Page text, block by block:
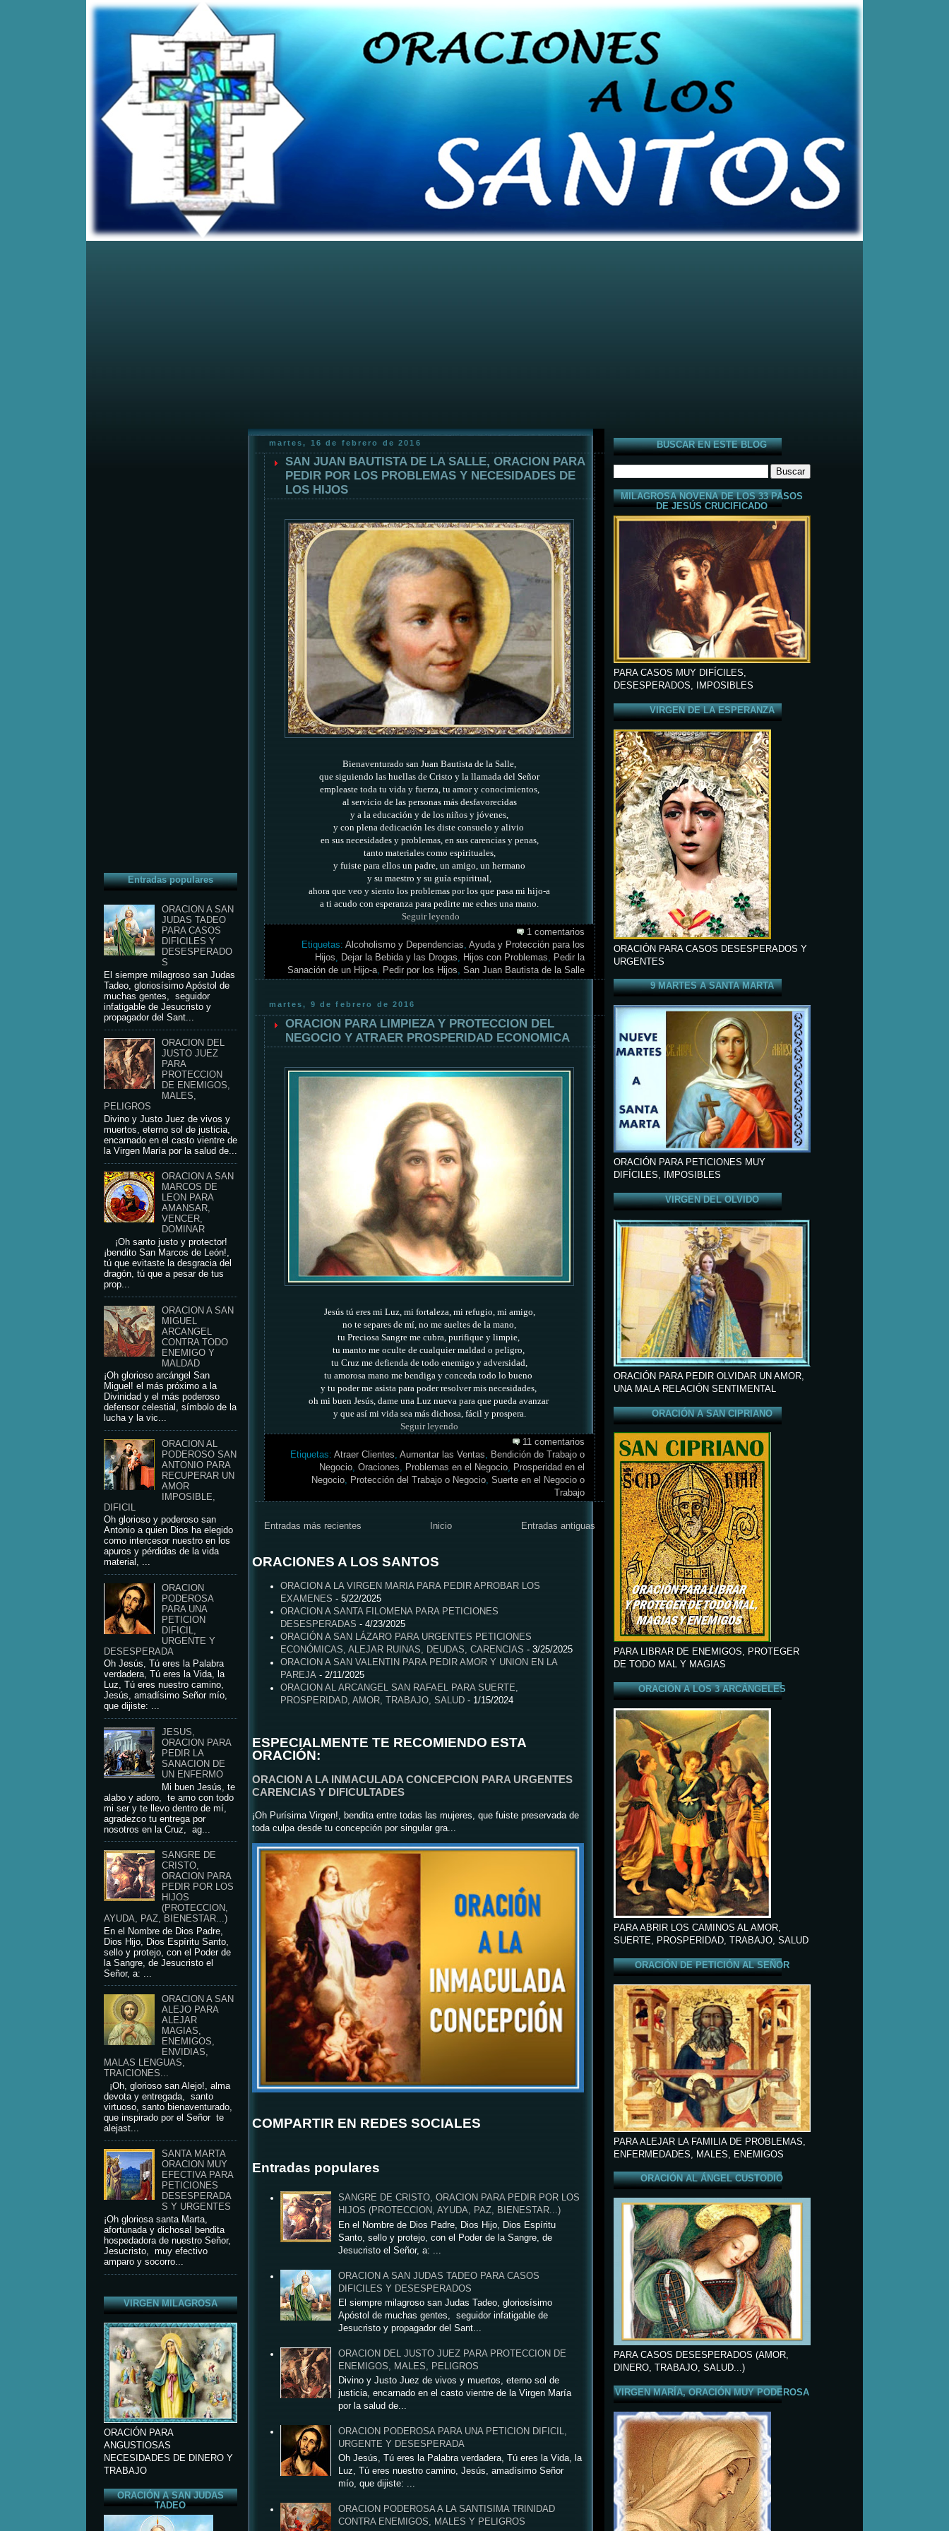
Home Posts RSS Comments RSS
Entradas populares
ORACION A SAN
JUDAS TADEO
PARA CASOS
DIFICILES Y
DESESPERADO
S
El siempre milagroso san Judas
Tadeo, gloriosísimo Apóstol de
muchas gentes, seguidor
infatigable de Jesucristo y
propagador del Sant...
ORACION DEL
JUSTO JUEZ
PARA
PROTECCION
DE ENEMIGOS,
MALES,
PELIGROS
Divino y Justo Juez de vivos y
muertos, eterno sol de justicia,
encarnado en el casto vientre de
la Virgen María por la salud de...
ORACION A SAN
MARCOS DE
LEON PARA
AMANSAR,
VENCER,
DOMINAR
¡Oh santo justo y protector!
¡bendito San Marcos de León!,
tú que evitaste la desgracia del
dragón, tú que a pesar de tus
prop...
ORACION A SAN
MIGUEL
ARCANGEL
CONTRA TODO
ENEMIGO Y
MALDAD
¡Oh glorioso arcángel San
Miguel! el más próximo a la
Divinidad y el más poderoso
defensor celestial, símbolo de la
lucha y la vic...
ORACION AL
PODEROSO SAN
ANTONIO PARA
RECUPERAR UN
AMOR
IMPOSIBLE,
DIFICIL
Oh glorioso y poderoso san
Antonio a quien Dios ha elegido
como intercesor nuestro en los
apuros y pérdidas de la vida
material, ...
ORACION
PODEROSA
PARA UNA
PETICION
DIFICIL,
URGENTE Y
DESESPERADA
Oh Jesús, Tú eres la Palabra
verdadera, Tú eres la Vida, la
Luz, Tú eres nuestro camino,
Jesús, amadísimo Señor mío,
que dijiste: ...
JESUS,
ORACION PARA
PEDIR LA
SANACION DE
UN ENFERMO
Mi buen Jesús, te
alabo y adoro, te amo con todo
mi ser y te llevo dentro de mí,
agradezco tu entrega por
nosotros en la Cruz, ag...
SANGRE DE
CRISTO,
ORACION PARA
PEDIR POR LOS
HIJOS
(PROTECCION,
AYUDA, PAZ, BIENESTAR...)
En el Nombre de Dios Padre,
Dios Hijo, Dios Espíritu Santo,
sello y protejo, con el Poder de
la Sangre, de Jesucristo el
Señor, a: ...
ORACION A SAN
ALEJO PARA
ALEJAR
MAGIAS,
ENEMIGOS,
ENVIDIAS,
MALAS LENGUAS,
TRAICIONES...
¡Oh, glorioso san Alejo!, alma
devota y entregada, santo
virtuoso, santo bienaventurado,
que inspirado por el Señor te
alejast...
SANTA MARTA
ORACION MUY
EFECTIVA PARA
PETICIONES
DESESPERADA
S Y URGENTES
¡Oh gloriosa santa Marta,
afortunada y dichosa! bendita
hospedadora de nuestro Señor,
Jesucristo, muy efectivo
amparo y socorro...
VIRGEN MILAGROSA
ORACIÓN PARA
ANGUSTIOSAS
NECESIDADES DE DINERO Y
TRABAJO
ORACIÓN A SAN JUDAS
TADEO
martes, 16 de febrero de 2016
SAN JUAN BAUTISTA DE LA SALLE, ORACION PARA
PEDIR POR LOS PROBLEMAS Y NECESIDADES DE
LOS HIJOS
Bienaventurado san Juan Bautista de la Salle,
que siguiendo las huellas de Cristo y la llamada del Señor
empleaste toda tu vida y fuerza, tu amor y conocimientos,
al servicio de las personas más desfavorecidas
y a la educación y de los niños y jóvenes,
y con plena dedicación les diste consuelo y alivio
en sus necesidades y problemas, en sus carencias y penas,
tanto materiales como espirituales,
y fuiste para ellos un padre, un amigo, un hermano
y su maestro y su guía espiritual,
ahora que veo y siento los problemas por los que pasa mi hijo-a
a ti acudo con esperanza para pedirte me eches una mano.
Seguir leyendo
1 comentarios
Etiquetas: Alcoholismo y Dependencias, Ayuda y Protección para los
Hijos, Dejar la Bebida y las Drogas, Hijos con Problemas, Pedir la
Sanación de un Hijo-a, Pedir por los Hijos, San Juan Bautista de la Salle
martes, 9 de febrero de 2016
ORACION PARA LIMPIEZA Y PROTECCION DEL
NEGOCIO Y ATRAER PROSPERIDAD ECONOMICA
Jesús tú eres mi Luz, mi fortaleza, mi refugio, mi amigo,
no te separes de mí, no me sueltes de la mano,
tu Preciosa Sangre me cubra, purifique y limpie,
tu manto me oculte de cualquier maldad o peligro,
tu Cruz me defienda de todo enemigo y adversidad,
tu amorosa mano me bendiga y conceda todo lo bueno
y tu poder me asista para poder resolver mis necesidades,
oh mi buen Jesús, dame una Luz nueva para que pueda avanzar
y que así mi vida sea más dichosa, fácil y prospera.
Seguir leyendo
11 comentarios
Etiquetas: Atraer Clientes, Aumentar las Ventas, Bendición de Trabajo o
Negocio, Oraciones, Problemas en el Negocio, Prosperidad en el
Negocio, Protección del Trabajo o Negocio, Suerte en el Negocio o
Trabajo
Entradas más recientes Entradas antiguas
Inicio
ORACIONES A LOS SANTOS
ORACION A LA VIRGEN MARIA PARA PEDIR APROBAR LOS
EXAMENES - 5/22/2025
ORACION A SANTA FILOMENA PARA PETICIONES
DESESPERADAS - 4/23/2025
ORACIÓN A SAN LÁZARO PARA URGENTES PETICIONES
ECONÓMICAS, ALEJAR RUINAS, DEUDAS, CARENCIAS - 3/25/2025
ORACION A SAN VALENTIN PARA PEDIR AMOR Y UNION EN LA
PAREJA- 2/11/2025
ORACION AL ARCANGEL SAN RAFAEL PARA SUERTE,
PROSPERIDAD, AMOR, TRABAJO, SALUD- 1/15/2024
ESPECIALMENTE TE RECOMIENDO ESTA
ORACIÓN:
ORACION A LA INMACULADA CONCEPCION PARA URGENTES
CARENCIAS Y DIFICULTADES
¡Oh Purísima Virgen!, bendita entre todas las mujeres, que fuiste preservada de
toda culpa desde tu concepción por singular gra...
COMPARTIR EN REDES SOCIALES
Entradas populares
SANGRE DE CRISTO, ORACION PARA PEDIR POR LOS
HIJOS (PROTECCION, AYUDA, PAZ, BIENESTAR...)
En el Nombre de Dios Padre, Dios Hijo, Dios Espíritu
Santo, sello y protejo, con el Poder de la Sangre, de
Jesucristo el Señor, a: ...
ORACION A SAN JUDAS TADEO PARA CASOS
DIFICILES Y DESESPERADOS
El siempre milagroso san Judas Tadeo, gloriosísimo
Apóstol de muchas gentes, seguidor infatigable de
Jesucristo y propagador del Sant...
ORACION DEL JUSTO JUEZ PARA PROTECCION DE
ENEMIGOS, MALES, PELIGROS
Divino y Justo Juez de vivos y muertos, eterno sol de
justicia, encarnado en el casto vientre de la Virgen María
por la salud de...
ORACION PODEROSA PARA UNA PETICION DIFICIL,
URGENTE Y DESESPERADA
Oh Jesús, Tú eres la Palabra verdadera, Tú eres la Vida, la
Luz, Tú eres nuestro camino, Jesús, amadísimo Señor
mío, que dijiste: ...
ORACION PODEROSA A LA SANTISIMA TRINIDAD
CONTRA ENEMIGOS, MALES Y PELIGROS
BUSCAR EN ESTE BLOG
MILAGROSA NOVENA DE LOS 33 PASOS
DE JESÚS CRUCIFICADO
PARA CASOS MUY DIFÍCILES,
DESESPERADOS, IMPOSIBLES
VIRGEN DE LA ESPERANZA
ORACIÓN PARA CASOS DESESPERADOS Y
URGENTES
9 MARTES A SANTA MARTA
ORACIÓN PARA PETICIONES MUY
DIFÍCILES, IMPOSIBLES
VIRGEN DEL OLVIDO
ORACIÓN PARA PEDIR OLVIDAR UN AMOR,
UNA MALA RELACIÓN SENTIMENTAL
ORACIÓN A SAN CIPRIANO
PARA LIBRAR DE ENEMIGOS, PROTEGER
DE TODO MAL Y MAGIAS
ORACIÓN A LOS 3 ARCÁNGELES
PARA ABRIR LOS CAMINOS AL AMOR,
SUERTE, PROSPERIDAD, TRABAJO, SALUD
ORACIÓN DE PETICIÓN AL SEÑOR
PARA ALEJAR LA FAMILIA DE PROBLEMAS,
ENFERMEDADES, MALES, ENEMIGOS
ORACIÓN AL ÁNGEL CUSTODIO
PARA CASOS DESESPERADOS (AMOR,
DINERO, TRABAJO, SALUD...)
VIRGEN MARÍA, ORACIÓN MUY PODEROSA